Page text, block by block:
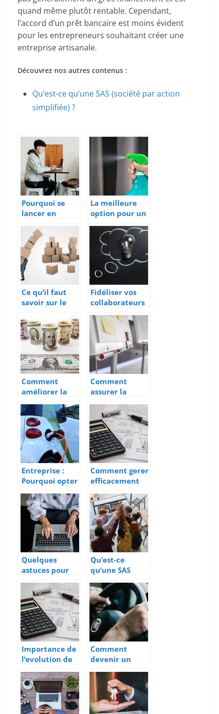
quand même plutôt rentable. Cependant,
l’accord d’un prêt bancaire est moins évident
pour les entrepreneurs souhaitant créer une
entreprise artisanale.
Découvrez nos autres contenus :
Qu’est-ce qu’une SAS (société par action
simplifiée) ?
Pourquoi se
lancer en
freelance?
La meilleure
option pour un
nettoyage de
bureau
impeccable
Ce qu’il faut
savoir sur le
Fidéliser vos
collaborateurs
autant que vos
clients: quelle
importance?
Comment
améliorer la
gestion
financière de
son entreprise
?
Comment
assurer la
réussite d’un
événement au
sein d’une
entreprise ?
Entreprise :
Pourquoi opter
pour les
voitures
électriques ?
Comment gerer
efficacement
son patrimoine
?
Quelques
astuces pour
trouver une
domiciliation
d’auto
entrepreneur
Qu’est-ce
qu’une SAS
(societe par
action
simplifiee) ?
Importance de
l’evolution de
la comptabilite
pour une
entreprise
Comment
devenir un
transporteur
professionnel ?